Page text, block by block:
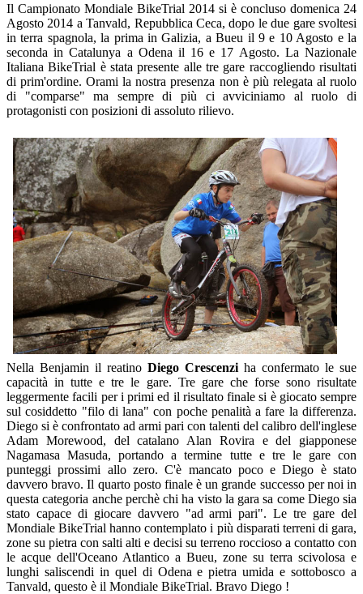
Il Campionato Mondiale BikeTrial 2014 si è concluso domenica 24
Agosto 2014 a Tanvald, Repubblica Ceca, dopo le due gare svoltesi
in terra spagnola, la prima in Galizia, a Bueu il 9 e 10 Agosto e la
seconda in Catalunya a Odena il 16 e 17 Agosto. La Nazionale
Italiana BikeTrial è stata presente alle tre gare raccogliendo risultati
di prim'ordine. Orami la nostra presenza non è più relegata al ruolo
di "comparse" ma sempre di più ci avviciniamo al ruolo di
protagonisti con posizioni di assoluto rilievo.
Nella Benjamin il reatino Diego Crescenzi ha confermato le sue
capacità in tutte e tre le gare. Tre gare che forse sono risultate
leggermente facili per i primi ed il risultato finale si è giocato sempre
sul cosiddetto "filo di lana" con poche penalità a fare la differenza.
Diego si è confrontato ad armi pari con talenti del calibro dell'inglese
Adam Morewood, del catalano Alan Rovira e del giapponese
Nagamasa Masuda, portando a termine tutte e tre le gare con
punteggi prossimi allo zero. C'è mancato poco e Diego è stato
davvero bravo. Il quarto posto finale è un grande successo per noi in
questa categoria anche perchè chi ha visto la gara sa come Diego sia
stato capace di giocare davvero "ad armi pari". Le tre gare del
Mondiale BikeTrial hanno contemplato i più disparati terreni di gara,
zone su pietra con salti alti e decisi su terreno roccioso a contatto con
le acque dell'Oceano Atlantico a Bueu, zone su terra scivolosa e
lunghi saliscendi in quel di Odena e pietra umida e sottobosco a
Tanvald, questo è il Mondiale BikeTrial. Bravo Diego !